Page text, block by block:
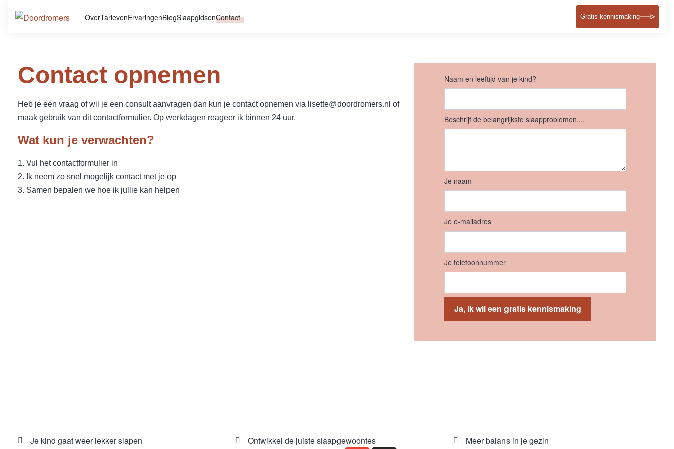
OverTarievenErvaringenBlogSlaapgidsenContact Gratis kennismaking
Contact opnemen
Heb je een vraag of wil je een consult aanvragen dan kun je contact opnemen via lisette@doordromers.nl of
maak gebruik van dit contactformulier. Op werkdagen reageer ik binnen 24 uur.
Wat kun je verwachten?
1. Vul het contactformulier in
2. Ik neem zo snel mogelijk contact met je op
3. Samen bepalen we hoe ik jullie kan helpen
Naam en leeftijd van je kind?
Beschrijf de belangrijkste slaapproblemen....
Je naam
Je e-mailadres
Je telefoonnummer
Je kind gaat weer lekker slapen Ontwikkel de juiste slaapgewoontes Meer balans in je gezin